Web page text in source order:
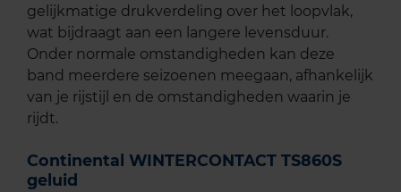
gelijkmatige drukverdeling over het loopvlak,
wat bijdraagt aan een langere levensduur.
Onder normale omstandigheden kan deze
band meerdere seizoenen meegaan, afhankelijk
van je rijstijl en de omstandigheden waarin je
rijdt.
Continental WINTERCONTACT TS860S
geluid